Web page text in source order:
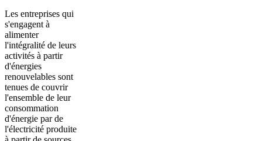
Les entreprises qui
s'engagent à
alimenter
l'intégralité de leurs
activités à partir
d'énergies
renouvelables sont
tenues de couvrir
l'ensemble de leur
consommation
d'énergie par de
l'électricité produite